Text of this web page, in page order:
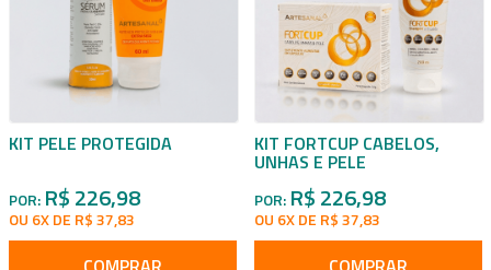
KIT PELE PROTEGIDA
POR: R$ 226,98
OU 6X DE R$ 37,83
KIT FORTCUP CABELOS,
UNHAS E PELE
POR: R$ 226,98
OU 6X DE R$ 37,83